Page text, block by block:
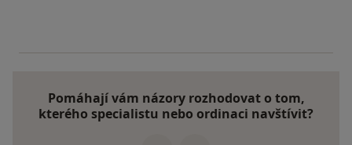
Pomáhají vám názory rozhodovat o tom,
kterého specialistu nebo ordinaci navštívit?